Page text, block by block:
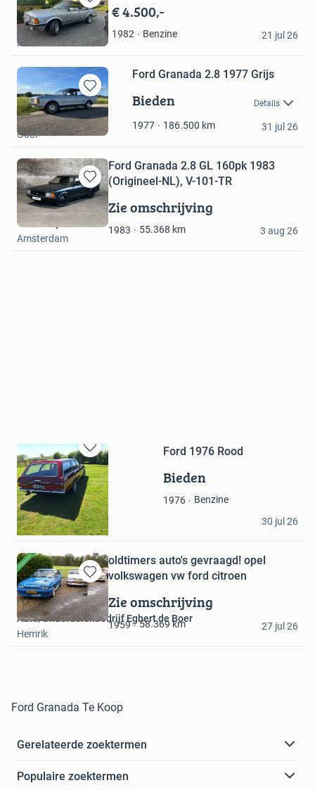
Bewaren
in
Mijn
Favorieten
€ 4.500,-
1982 Benzine
M. Nooijen
Nieuwleusen
21 jul 26
Bewaren
in
Mijn
Favorieten
Ford Granada 2.8 1977 Grijs
Bieden Details
1977 186.500 km
bb
Goor
31 jul 26
Bewaren
in
Mijn
Favorieten
Ford Granada 2.8 GL 160pk 1983
(Origineel-NL), V-101-TR
Zie omschrijving
1983 55.368 km
Troostwijk Auctions
Amsterdam
3 aug 26
Bewaren
in
Mijn
Favorieten
Ford 1976 Rood
Bieden
1976
Benzine
bc
Punthorst
30 jul 26
Bewaren
in
Mijn
Favorieten
oldtimers auto's gevraagd! opel
volkswagen vw ford citroen
Zie omschrijving
1959 58.369 km
Auto/Onderdelenbedrijf Egbert de Boer
Hemrik
27 jul 26
Ford Granada Te Koop
Gerelateerde zoektermen
Populaire zoektermen